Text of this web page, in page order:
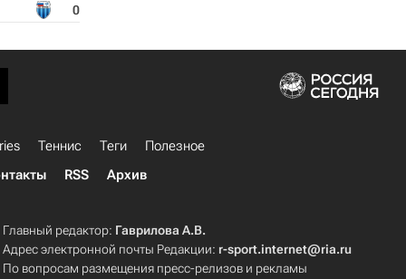
0
Теннис Теги
Полезное
RSS Архив
Главный редактор: Гаврилова А.В.
Адрес электронной почты Редакции: r-sport.internet@ria.ru
По вопросам размещения пресс-релизов и рекламы